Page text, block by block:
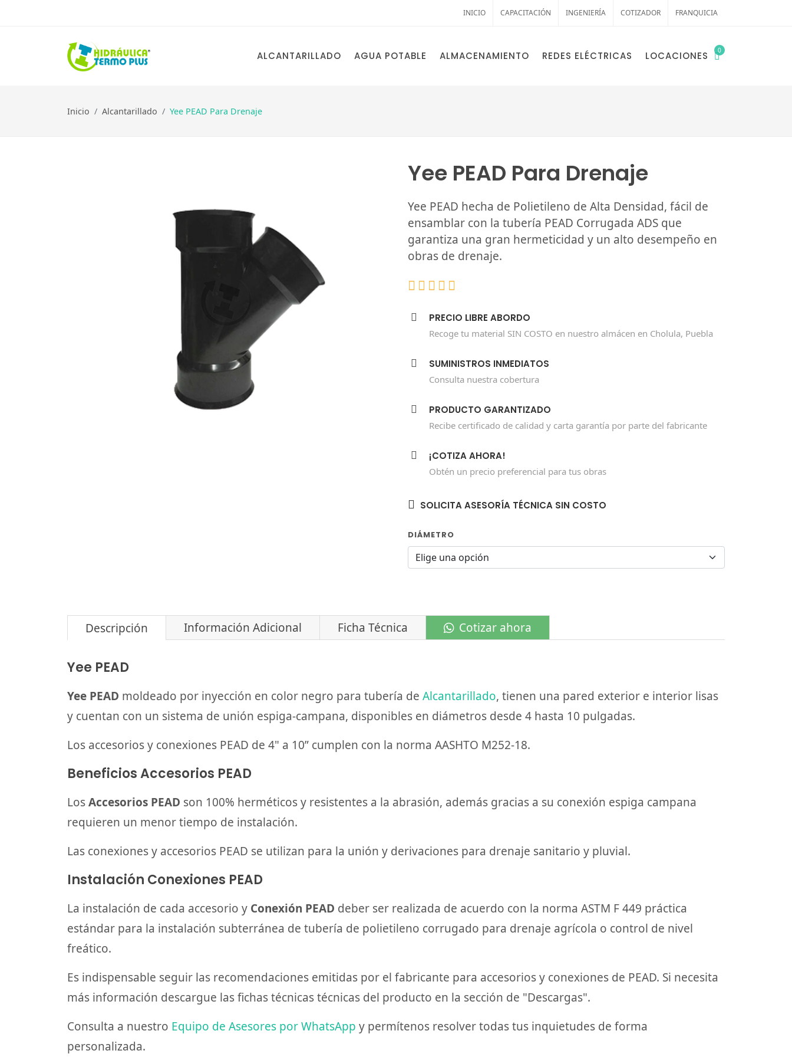
INICIO CAPACITACIÓN INGENIERÍA COTIZADOR FRANQUICIA
0
ALCANTARILLADO AGUA POTABLE ALMACENAMIENTO REDES ELÉCTRICAS LOCACIONES
Inicio Alcantarillado Yee PEAD Para Drenaje
Yee PEAD Para Drenaje
Yee PEAD hecha de Polietileno de Alta Densidad, fácil de
ensamblar con la tubería PEAD Corrugada ADS que
garantiza una gran hermeticidad y un alto desempeño en
obras de drenaje.
PRECIO LIBRE ABORDO
Recoge tu material SIN COSTO en nuestro almácen en Cholula, Puebla
SUMINISTROS INMEDIATOS
Consulta nuestra cobertura
PRODUCTO GARANTIZADO
Recibe certificado de calidad y carta garantía por parte del fabricante
¡COTIZA AHORA!
Obtén un precio preferencial para tus obras
SOLICITA ASESORÍA TÉCNICA SIN COSTO
DIÁMETRO
Descripción Información Adicional Ficha Técnica Cotizar ahora
Yee PEAD
Yee PEAD moldeado por inyección en color negro para tubería de Alcantarillado, tienen una pared exterior e interior lisas
y cuentan con un sistema de unión espiga-campana, disponibles en diámetros desde 4 hasta 10 pulgadas.
Los accesorios y conexiones PEAD de 4" a 10” cumplen con la norma AASHTO M252-18.
Beneficios Accesorios PEAD
LosAccesorios PEAD son 100% herméticos y resistentes a la abrasión, además gracias a su conexión espiga campana
requieren un menor tiempo de instalación.
Las conexiones y accesorios PEAD se utilizan para la unión y derivaciones para drenaje sanitario y pluvial.
Instalación Conexiones PEAD
La instalación de cada accesorio y Conexión PEAD deber ser realizada de acuerdo con la norma ASTM F 449 práctica
estándar para la instalación subterránea de tubería de polietileno corrugado para drenaje agrícola o control de nivel
freático.
Es indispensable seguir las recomendaciones emitidas por el fabricante para accesorios y conexiones de PEAD. Si necesita
más información descargue las fichas técnicas técnicas del producto en la sección de "Descargas".
Consulta a nuestro Equipo de Asesores por WhatsApp y permítenos resolver todas tus inquietudes de forma
personalizada.